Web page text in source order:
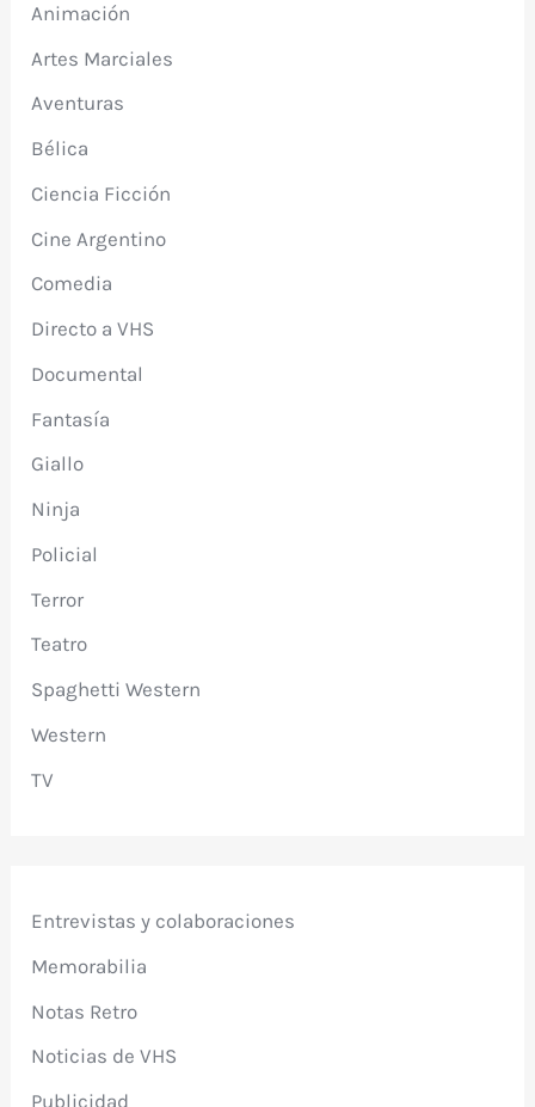
Animación
Artes Marciales
Aventuras
Bélica
Ciencia Ficción
Cine Argentino
Comedia
Directo a VHS
Documental
Fantasía
Giallo
Ninja
Policial
Terror
Teatro
Spaghetti Western
Western
TV
Entrevistas y colaboraciones
Memorabilia
Notas Retro
Noticias de VHS
Publicidad